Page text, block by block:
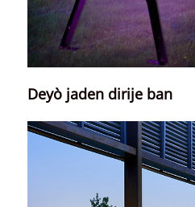
Deyò jaden dirije ban